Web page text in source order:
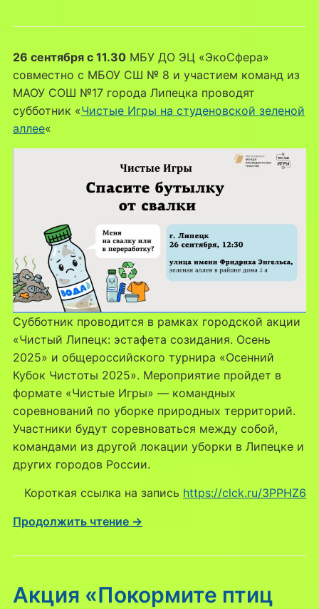
26 сентября с 11.30МБУ ДО ЭЦ «ЭкоСфера»
совместно с МБОУ СШ № 8 и участием команд из
МАОУ СОШ №17 города Липецка проводят
субботник «Чистые Игры на студеновской зеленой
аллее«
Субботник проводится в рамках городской акции
«Чистый Липецк: эстафета созидания. Осень
2025» и общероссийского турнира «Осенний
Кубок Чистоты 2025». Мероприятие пройдет в
формате «Чистые Игры» — командных
соревнований по уборке природных территорий.
Участники будут соревноваться между собой,
командами из другой локации уборки в Липецке и
других городов России.
Короткая ссылка на запись https://clck.ru/3PPHZ6
Продолжить чтение →
Акция «Покормите птиц